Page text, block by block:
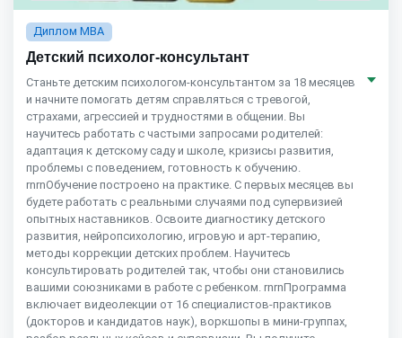
Диплом MBA
Детский психолог-консультант
Станьте детским психологом-консультантом за 18 месяцев
и начните помогать детям справляться с тревогой,
страхами, агрессией и трудностями в общении. Вы
научитесь работать с частыми запросами родителей:
адаптация к детскому саду и школе, кризисы развития,
проблемы с поведением, готовность к обучению.
rnrnОбучение построено на практике. С первых месяцев вы
будете работать с реальными случаями под супервизией
опытных наставников. Освоите диагностику детского
развития, нейропсихологию, игровую и арт-терапию,
методы коррекции детских проблем. Научитесь
консультировать родителей так, чтобы они становились
вашими союзниками в работе с ребенком. rnrnПрограмма
включает видеолекции от 16 специалистов-практиков
(докторов и кандидатов наук), воркшопы в мини-группах,